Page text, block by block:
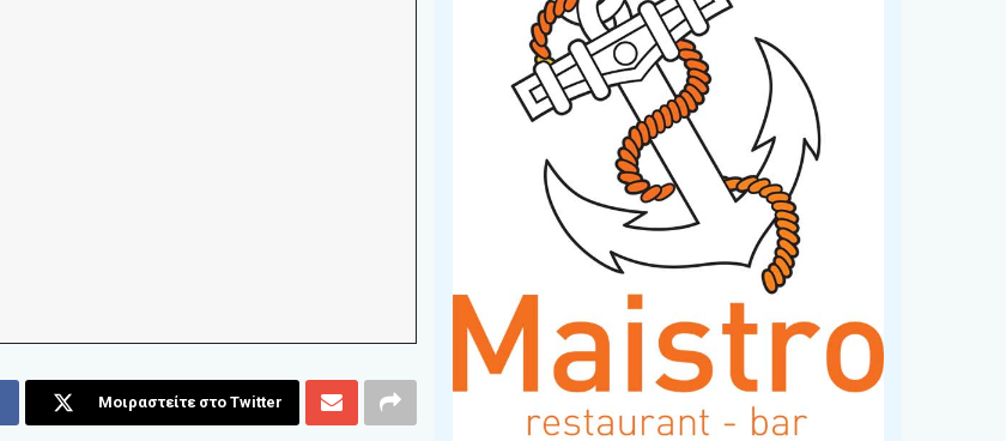
Μοιραστείτε στο Twitter